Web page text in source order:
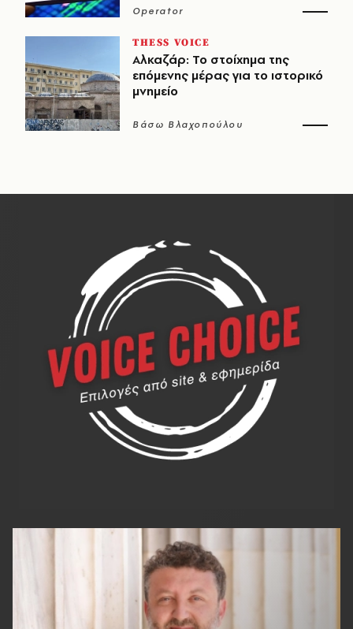
Operator
THESS VOICE
Αλκαζάρ: Το στοίχημα της
επόμενης μέρας για το ιστορικό
μνημείο
Βάσω Βλαχοπούλου